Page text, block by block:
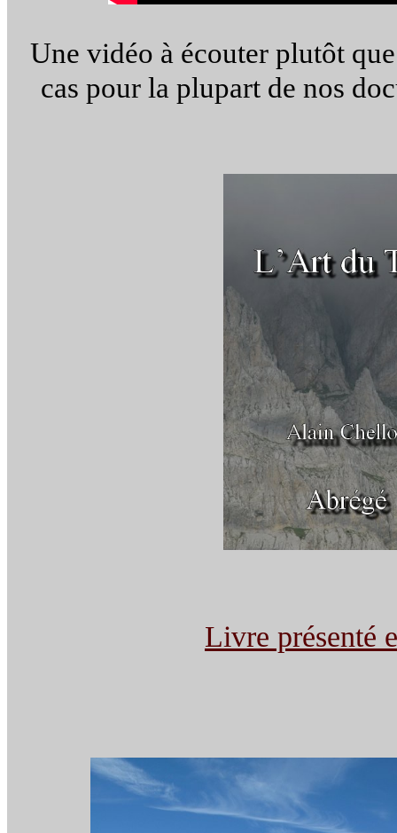
Une vidéo à écouter plutôt
cas pour la plupart de nos
Livre présenté